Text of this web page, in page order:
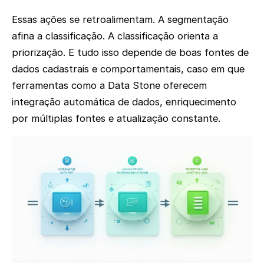
Essas ações se retroalimentam. A segmentação
afina a classificação. A classificação orienta a
priorização. E tudo isso depende de boas fontes de
dados cadastrais e comportamentais, caso em que
ferramentas como a Data Stone oferecem
integração automática de dados, enriquecimento
por múltiplas fontes e atualização constante.